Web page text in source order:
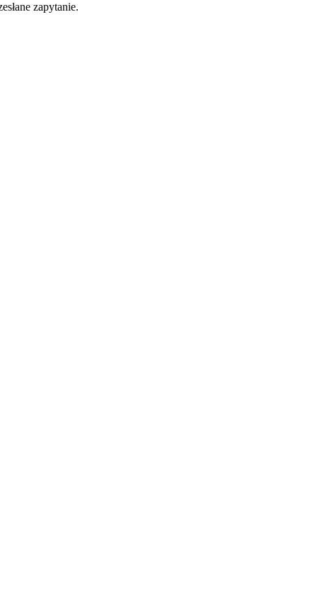
zapytanie.